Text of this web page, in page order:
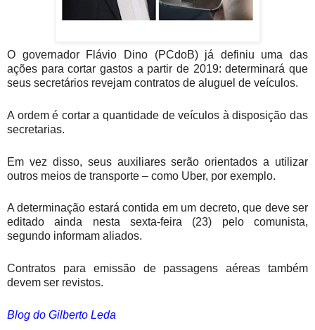
O governador Flávio Dino (PCdoB) já definiu uma das
ações para cortar gastos a partir de 2019: determinará que
seus secretários revejam contratos de aluguel de veículos.
A ordem é cortar a quantidade de veículos à disposição das
secretarias.
Em vez disso, seus auxiliares serão orientados a utilizar
outros meios de transporte – como Uber, por exemplo.
A determinação estará contida em um decreto, que deve ser
editado ainda nesta sexta-feira (23) pelo comunista,
segundo informam aliados.
Contratos para emissão de passagens aéreas também
devem ser revistos.
Blog do Gilberto Leda